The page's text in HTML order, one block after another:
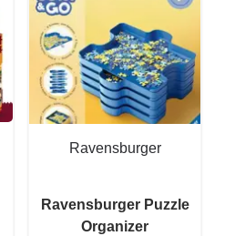
Ravensburger
Ravensburger Puzzle
Organizer